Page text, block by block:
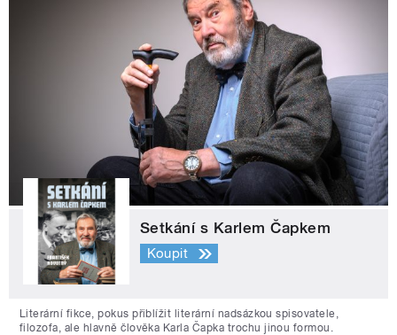
Setkání s Karlem Čapkem
Koupit
Literární fikce, pokus přiblížit literární nadsázkou spisovatele,
filozofa, ale hlavně člověka Karla Čapka trochu jinou formou.